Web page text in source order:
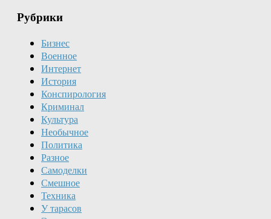
Рубрики
Бизнес
Военное
Интернет
История
Конспирология
Криминал
Культура
Необычное
Политика
Разное
Самоделки
Смешное
Техника
У тарасов